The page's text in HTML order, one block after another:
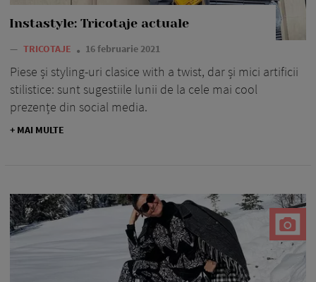
Instastyle: Tricotaje actuale
— TRICOTAJE 16 februarie 2021
Piese și styling-uri clasice with a twist, dar și mici artificii
stilistice: sunt sugestiile lunii de la cele mai cool
prezențe din social media.
+ MAI MULTE